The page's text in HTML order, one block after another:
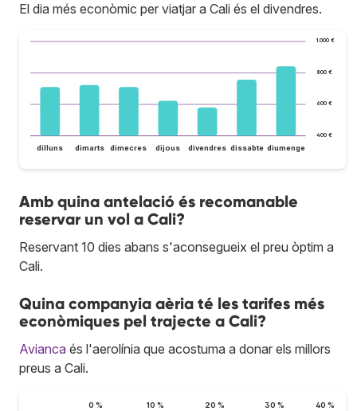
El dia més econòmic per viatjar a Cali és el divendres.
400 €
600 €
800 €
1.000 €
dilluns dimarts dimecres dijous divendres dissabte diumenge
Amb quina antelació és recomanable
reservar un vol a Cali?
Reservant 10 dies abans s'aconsegueix el preu òptim a
Cali.
Quina companyia aèria té les tarifes més
econòmiques pel trajecte a Cali?
Avianca és l'aerolínia que acostuma a donar els millors
preus a Cali.
0 % 10 % 20 % 30 % 40 %